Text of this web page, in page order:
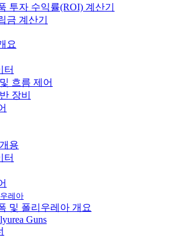
투자 수익률(ROI) 계산기
금 계산기
요
터
흐름 제어
장비
용
터
레아
및 폴리우레아 개요
Guns